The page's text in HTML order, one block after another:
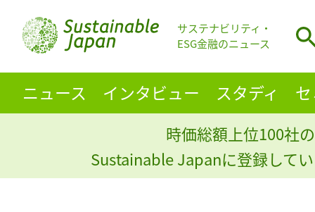
サステナビリティ・
ESG金融のニュース
ニュース インタビュー スタディ
時価総額上位100社
Sustainable Japanに登録して